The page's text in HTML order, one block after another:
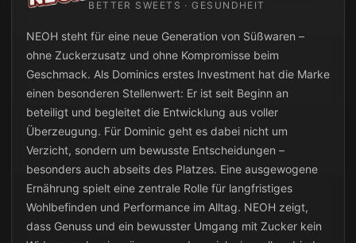
BETTER SWEETS · GESUNDHEIT
NEOH steht für eine neue Generation von Süßwaren –
ohne Zuckerzusatz und ohne Kompromisse beim
Geschmack. Als Dominics erstes Investment hat die Marke
einen besonderen Stellenwert: Er ist seit Beginn an
beteiligt und begleitet die Entwicklung aus voller
Überzeugung. Für Dominic geht es dabei nicht um
Verzicht, sondern um bewusste Entscheidungen –
besonders auch abseits des Platzes. Eine ausgewogene
Ernährung spielt eine zentrale Rolle für langfristiges
Wohlbefinden und Performance im Alltag. NEOH zeigt,
dass Genuss und ein bewusster Umgang mit Zucker kein